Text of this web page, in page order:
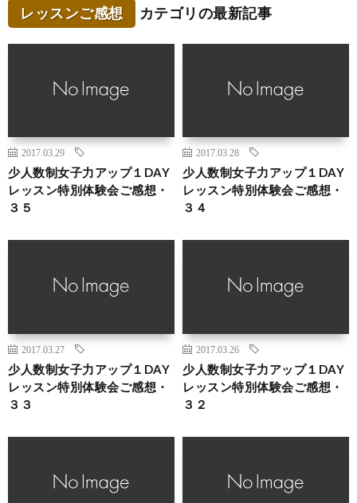
レッスンご感想 カテゴリの最新記事
2017.03.29
少人数制女子力アップ１DAY
レッスン特別体験会ご感想・
３５
2017.03.28
少人数制女子力アップ１DAY
レッスン特別体験会ご感想・
３４
2017.03.27
少人数制女子力アップ１DAY
レッスン特別体験会ご感想・
３３
2017.03.26
少人数制女子力アップ１DAY
レッスン特別体験会ご感想・
３２